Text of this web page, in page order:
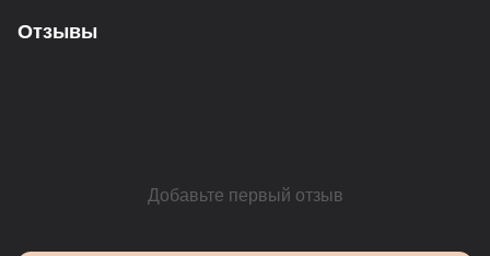
Отзывы
Добавьте первый отзыв